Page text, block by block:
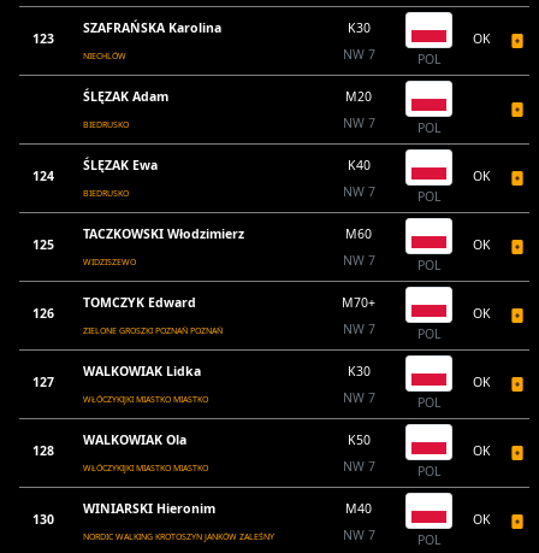
123
SZAFRAŃSKA Karolina
NIECHLÓW
K30
NW 7
POL
OK
ŚLĘZAK Adam
BIEDRUSKO
M20
NW 7
POL
124
ŚLĘZAK Ewa
BIEDRUSKO
K40
NW 7
POL
OK
125
TACZKOWSKI Włodzimierz
WIDZISZEWO
M60
NW 7
POL
OK
126
TOMCZYK Edward
ZIELONE GROSZKI POZNAŃ POZNAŃ
M70+
NW 7
POL
OK
127
WALKOWIAK Lidka
WŁÓCZYKIJKI MIASTKO MIASTKO
K30
NW 7
POL
OK
128
WALKOWIAK Ola
WŁÓCZYKIJKI MIASTKO MIASTKO
K50
NW 7
POL
OK
130
WINIARSKI Hieronim
NORDIC WALKING KROTOSZYN JANKÓW ZALEŚNY
M40
NW 7
POL
OK